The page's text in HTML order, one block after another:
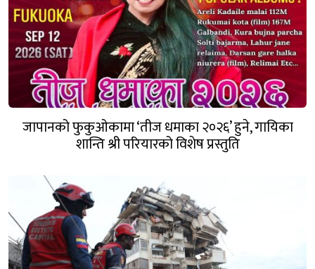
जापानको फुकुओकामा ‘तीज धमाका २०२६’ हुने, गायिका
शान्ति श्री परियारको विशेष प्रस्तुति